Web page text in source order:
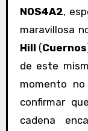
NOS4A2,
maravillosa
Hill (Cuernos
de este
momento
confirmar
cadena